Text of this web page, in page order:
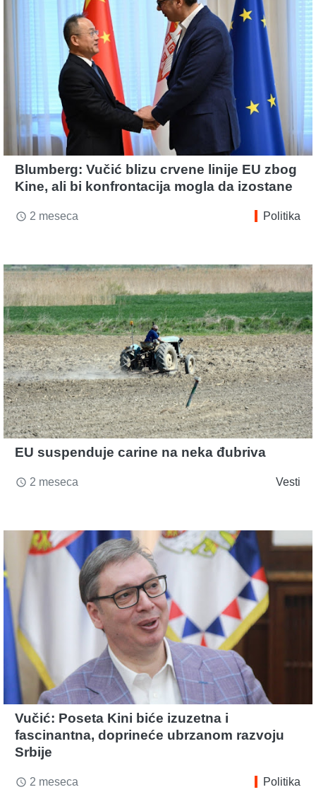
Blumberg: Vučić blizu crvene linije EU zbog
Kine, ali bi konfrontacija mogla da izostane
access_time 2 meseca Politika
EU suspenduje carine na neka đubriva
access_time 2 meseca Vesti
Vučić: Poseta Kini biće izuzetna i
fascinantna, doprineće ubrzanom razvoju
Srbije
access_time 2 meseca Politika